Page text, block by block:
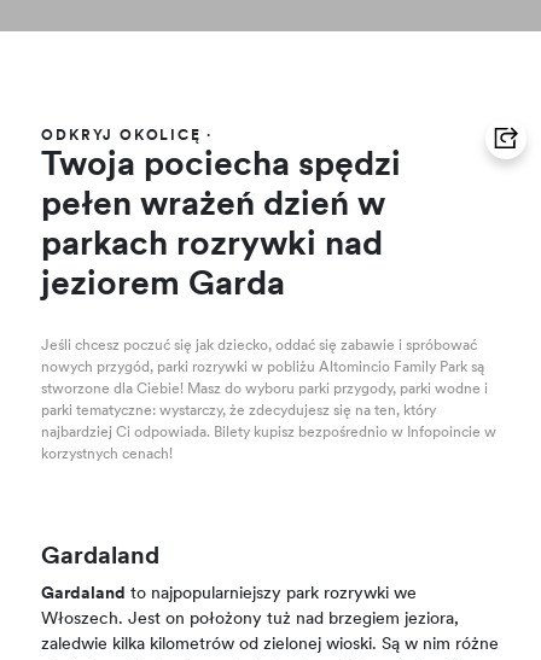
ODKRYJ OKOLICĘ·
Twoja pociecha spędzi
pełen wrażeń dzień w
parkach rozrywki nad
jeziorem Garda
Jeśli chcesz poczuć się jak dziecko, oddać się zabawie i spróbować
nowych przygód, parki rozrywki w pobliżu Altomincio Family Park są
stworzone dla Ciebie! Masz do wyboru parki przygody, parki wodne i
parki tematyczne: wystarczy, że zdecydujesz się na ten, który
najbardziej Ci odpowiada. Bilety kupisz bezpośrednio w Infopoincie w
korzystnych cenach!
Gardaland
Gardaland to najpopularniejszy park rozrywki we
Włoszech. Jest on położony tuż nad brzegiem jeziora,
zaledwie kilka kilometrów od zielonej wioski. Są w nim różne